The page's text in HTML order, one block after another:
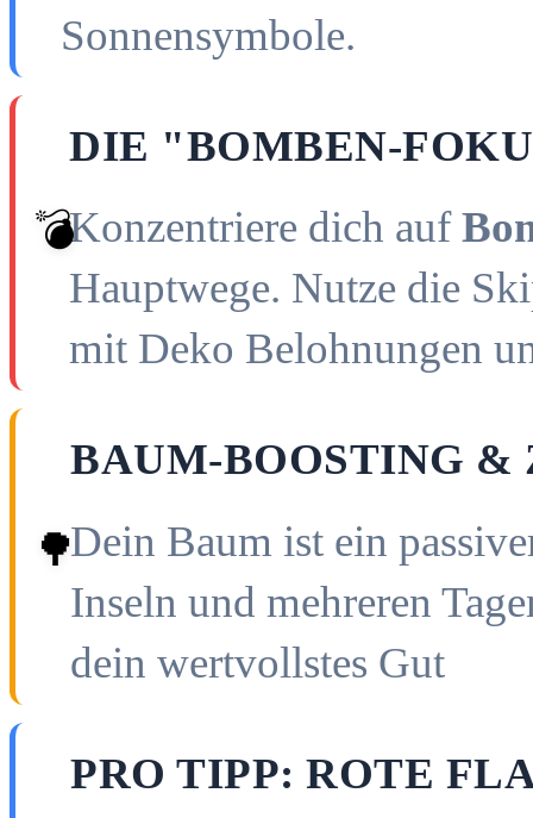
Sonnensymbole.
💣
DIE "BOMBEN-
Konzentriere dich auf
Hauptwege. Nutze die
mit Deko Belohnungen
🌳
BAUM-BOOSTING &
Dein Baum ist ein
Inseln und mehreren
dein wertvollstes Gut
PRO TIPP: ROTE